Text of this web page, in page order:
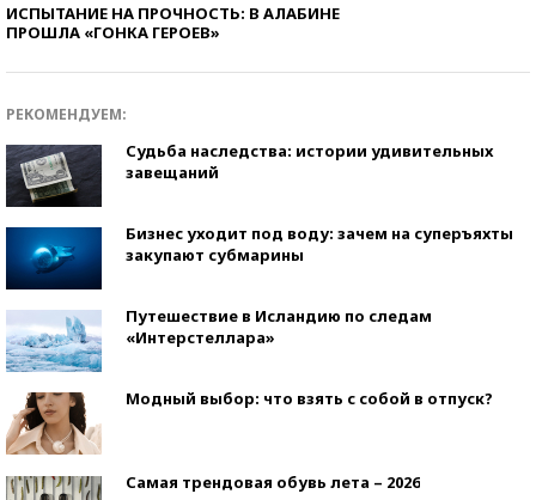
ИСПЫТАНИЕ НА ПРОЧНОСТЬ: В АЛАБИНЕ
ПРОШЛА «ГОНКА ГЕРОЕВ»
РЕКОМЕНДУЕМ:
Судьба наследства: истории удивительных
завещаний
Бизнес уходит под воду: зачем на суперъяхты
закупают субмарины
Путешествие в Исландию по следам
«Интерстеллара»
Модный выбор: что взять с собой в отпуск?
Самая трендовая обувь лета – 2026